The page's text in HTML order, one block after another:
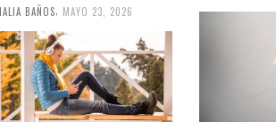
BAÑOS MAYO 23, 2026